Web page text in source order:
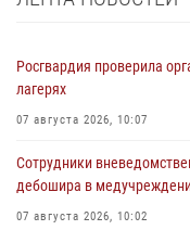
Росгвардия проверила
лагерях
07 августа 2026, 10:07
Сотрудники
дебошира в
07 августа 2026, 10:02